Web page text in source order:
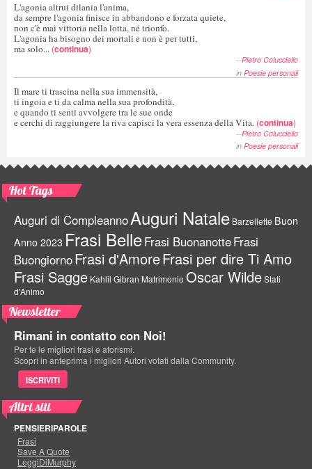
L'agonia altrui dilania l'anima,
da sempre l'agonia finisce in abbandono e forzata quiete,
non c'è mai vittoria nella lotta, né trionfo.
L'agonia ha bisogno dei mortali e non è per tutti,
ma solo... (continua)
--Pietro Colucciello
in Poesie personali
Il mare ti trascina nella sua immensità,
ti ingoia e ti da calma nella sua profondità,
e quando ti senti avvolgere tra le sue onde
e cerchi di raggiungere la riva capisci la vera essenza della Vita. (continua)
--Pietro Colucciello
in Poesie personali
Hot Tags
Auguri di CompleannoAuguri Natale Barzellette Buon
Anno 2023 Frasi BelleFrasi BuonanotteFrasi
BuongiornoFrasi d'AmoreFrasi per dire Ti Amo
Frasi Sagge Kahlil Gibran Matrimonio Oscar WildeStati
d'Animo
Newsletter
Rimani in contatto con Noi!
Per te le migliori frasi e aforismi.
Scopri in anteprima i migliori Autori votati dalla Community.
ISCRIVITI
Altri siti
PENSIERIPAROLE
Frasi
Save A Quote
LeggiDiMurphy